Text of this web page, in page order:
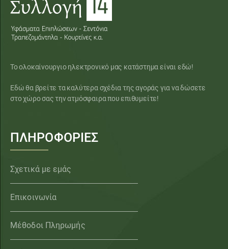
Το ολοκαίνουργιο ηλεκτρονικό μας κατάστημα είναι εδώ!
Εδώ θα βρείτε τα καλύτερα σχέδια της αγοράς για να δώσετε
στο χώρο σας την ατμόσφαιρα που επιθυμείτε!
ΠΛΗΡΟΦΟΡΙΕΣ
Σχετικά με εμάς
Επικοινωνία
Μέθοδοι Πληρωμής